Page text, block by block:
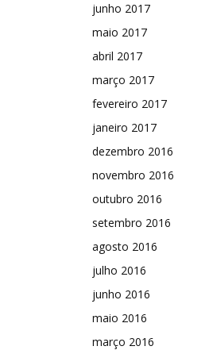
junho 2017
maio 2017
abril 2017
março 2017
fevereiro 2017
janeiro 2017
dezembro 2016
novembro 2016
outubro 2016
setembro 2016
agosto 2016
julho 2016
junho 2016
maio 2016
março 2016